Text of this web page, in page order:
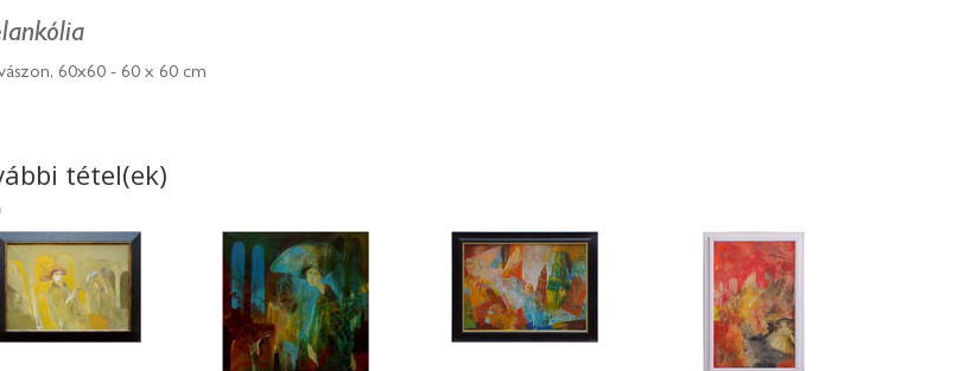
60x60 - 60 x 60 cm
tétel(ek)